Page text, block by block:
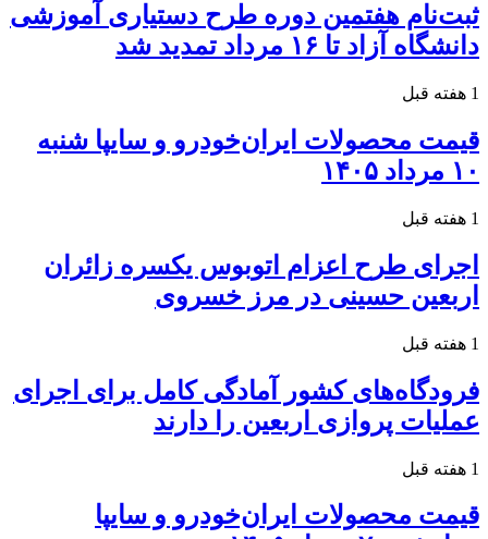
ثبت‌نام هفتمین دوره طرح دستیاری آموزشی
دانشگاه آزاد تا ۱۶ مرداد تمدید شد
1 هفته قبل
قیمت محصولات ایران‌خودرو و سایپا شنبه
۱۰ مرداد ۱۴۰۵
1 هفته قبل
اجرای طرح اعزام اتوبوس یکسره زائران
اربعین حسینی در مرز خسروی
1 هفته قبل
فرودگاه‌های کشور آمادگی کامل برای اجرای
عملیات پروازی اربعین را دارند
1 هفته قبل
قیمت محصولات ایران‌خودرو و سایپا